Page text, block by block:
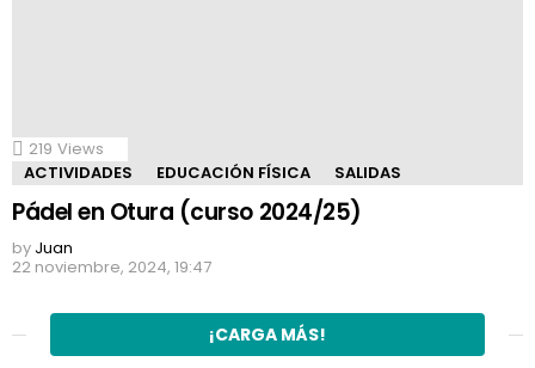
219 Views
ACTIVIDADES
EDUCACIÓN FÍSICA SALIDAS
Pádel en Otura (curso 2024/25)
by Juan
22 noviembre, 2024, 19:47
¡CARGA MÁS!